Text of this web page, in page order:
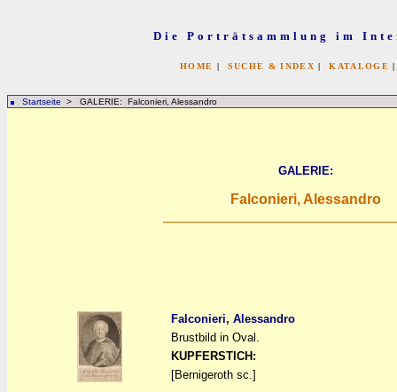
Die Porträtsammlung im
HOME | SUCHE & INDEX |KATALOGE
Startseite > GALERIE: Falconieri, Alessandro
GALERIE:
Falconieri, Alessandro
Falconieri, Alessandro
Brustbild in Oval.
KUPFERSTICH:
[Bernigeroth sc.]